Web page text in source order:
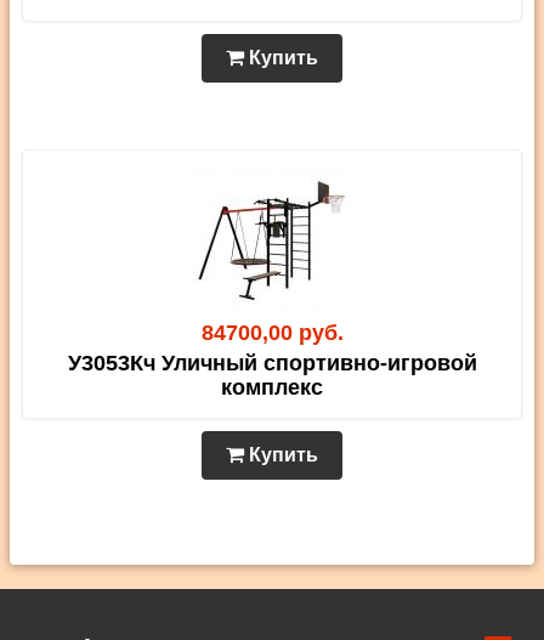
Купить
84700,00 руб.
У3053Кч Уличный спортивно-игровой
комплекс
Купить